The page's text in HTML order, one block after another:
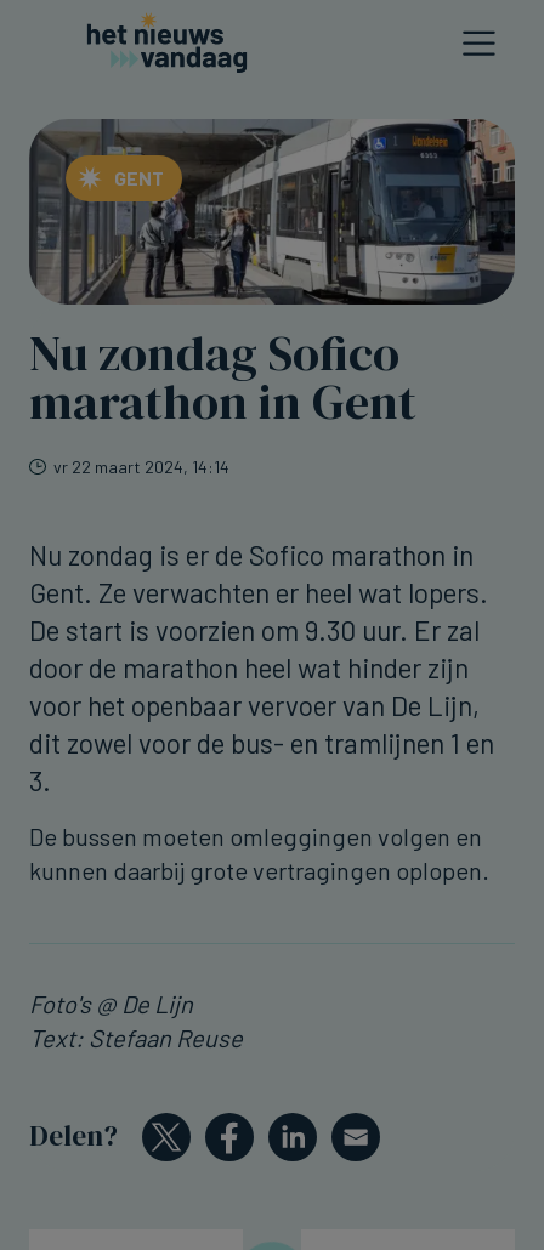
GENT
Nu zondag Sofico
marathon in Gent
vr 22 maart 2024, 14:14
Nu zondag is er de Sofico marathon in
Gent. Ze verwachten er heel wat lopers.
De start is voorzien om 9.30 uur. Er zal
door de marathon heel wat hinder zijn
voor het openbaar vervoer van De Lijn,
dit zowel voor de bus- en tramlijnen 1 en
3.
De bussen moeten omleggingen volgen en
kunnen daarbij grote vertragingen oplopen.
Foto's @ De Lijn
Text: Stefaan Reuse
Delen?